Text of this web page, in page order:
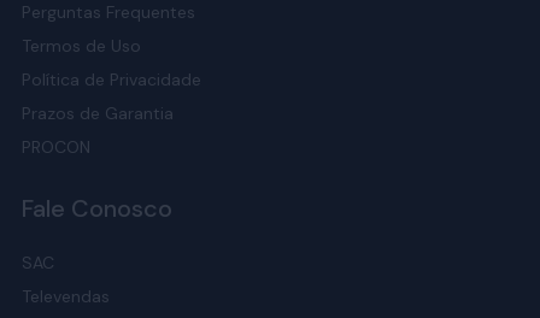
Perguntas Frequentes
Termos de Uso
Política de Privacidade
Prazos de Garantia
PROCON
Fale Conosco
SAC
Televendas